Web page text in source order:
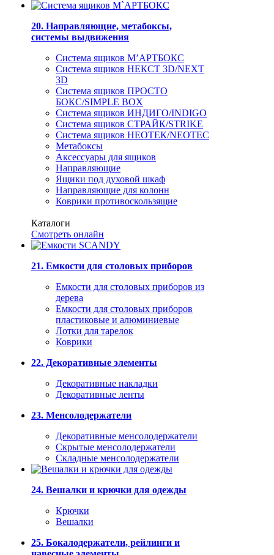
20. Направляющие, метабоксы,
системы выдвижения
Система ящиков М’АРТБОКС
Система ящиков НЕКСТ 3D/NEXT
3D
Система ящиков ПРОСТО
БОКС/SIMPLE BOX
Система ящиков ИНДИГО/INDIGO
Система ящиков СТРАЙК/STRIKE
Система ящиков НЕОТЕК/NEOTEC
Метабоксы
Аксессуары для ящиков
Направляющие
Ящики под духовой шкаф
Направляющие для колонн
Коврики противоскользящие
Каталоги
Смотреть онлайн
21. Емкости для столовых приборов
Емкости для столовых приборов из
дерева
Емкости для столовых приборов
пластиковые и алюминиевые
Лотки для тарелок
Коврики
22. Декоративные элементы
Декоративные накладки
Декоративные ленты
23. Менсолодержатели
Декоративные менсолодержатели
Скрытые менсолодержатели
Складные менсолодержатели
24. Вешалки и крючки для одежды
Крючки
Вешалки
25. Бокалодержатели, рейлинги и